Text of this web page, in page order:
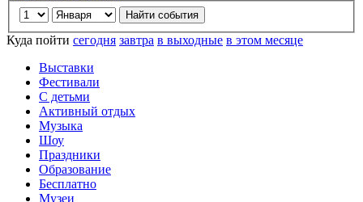
Куда пойти сегодня завтра в выходные в этом месяце
Выставки
Фестивали
С детьми
Активный отдых
Музыка
Шоу
Праздники
Образование
Бесплатно
Музеи